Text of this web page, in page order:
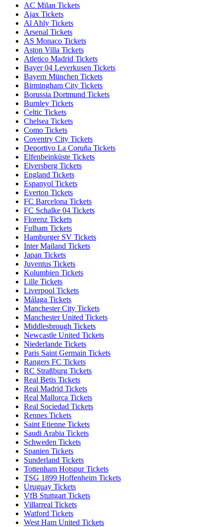
AC Milan Tickets
Ajax Tickets
Al Ahly Tickets
Arsenal Tickets
AS Monaco Tickets
Aston Villa Tickets
Atletico Madrid Tickets
Bayer 04 Leverkusen Tickets
Bayern München Tickets
Birmingham City Tickets
Borussia Dortmund Tickets
Burnley Tickets
Celtic Tickets
Chelsea Tickets
Como Tickets
Coventry City Tickets
Deportivo La Coruña Tickets
Elfenbeinküste Tickets
Elversberg Tickets
England Tickets
Espanyol Tickets
Everton Tickets
FC Barcelona Tickets
FC Schalke 04 Tickets
Florenz Tickets
Fulham Tickets
Hamburger SV Tickets
Inter Mailand Tickets
Japan Tickets
Juventus Tickets
Kolumbien Tickets
Lille Tickets
Liverpool Tickets
Málaga Tickets
Manchester City Tickets
Manchester United Tickets
Middlesbrough Tickets
Newcastle United Tickets
Niederlande Tickets
Paris Saint Germain Tickets
Rangers FC Tickets
RC Straßburg Tickets
Real Betis Tickets
Real Madrid Tickets
Real Mallorca Tickets
Real Sociedad Tickets
Rennes Tickets
Saint Etienne Tickets
Saudi Arabia Tickets
Schweden Tickets
Spanien Tickets
Sunderland Tickets
Tottenham Hotspur Tickets
TSG 1899 Hoffenheim Tickets
Uruguay Tickets
VfB Stuttgart Tickets
Villarreal Tickets
Watford Tickets
West Ham United Tickets